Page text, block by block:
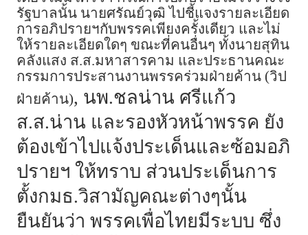
รัฐบาลนั้น นายศรัณย์วุฒิ ไปชี้แจงรายละเอียด
การอภิปรายฯกับพรรคเพียงครั้งเดียว และไม่
ให้รายละเอียดใดๆ ขณะที่คนอื่นๆ ทั้งนายสุทิน
คลังแสง ส.ส.มหาสารคาม และประธานคณะ
กรรมการประสานงานพรรคร่วมฝ่ายค้าน (วิป
ฝ่ายค้าน), นพ.ชลน่าน ศรีแก้ว
ส.ส.น่าน และรองหัวหน้าพรรค ยัง
ต้องเข้าไปแจ้งประเด็นและซ้อมอภิ
ปรายฯ ให้ทราบ ส่วนประเด็นการ
ตั้งกมธ.วิสามัญคณะต่างๆนั้น
ยืนยันว่า พรรคเพื่อไทยมีระบบ ซึ่ง